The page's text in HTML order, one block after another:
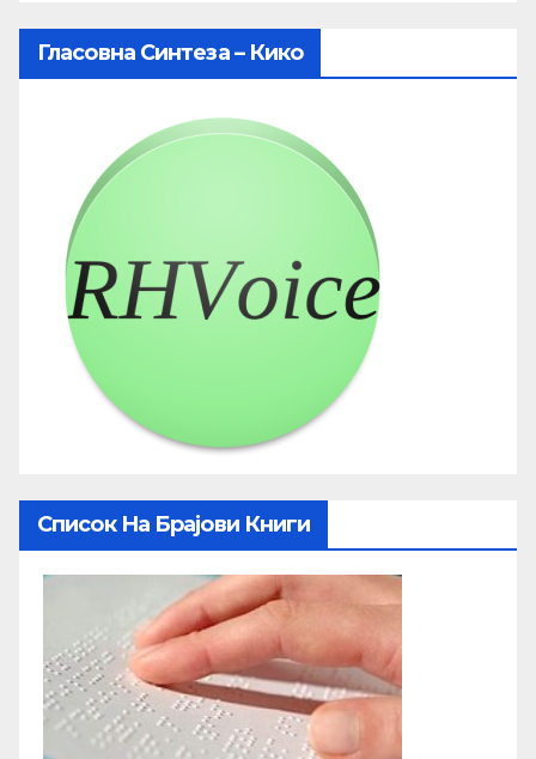
Гласовна Синтеза – Кико
Список На Брајови Книги